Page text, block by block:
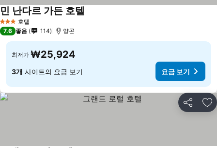
3 성급 호텔
민 난다르 가든 호텔
7.6 좋음 114 양곤
최저가 ₩25,924
3개 사이트의 요금 보기 요금 보기
공유 즐